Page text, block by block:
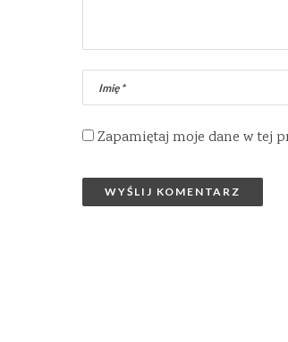
Zapamiętaj moje dane w tej